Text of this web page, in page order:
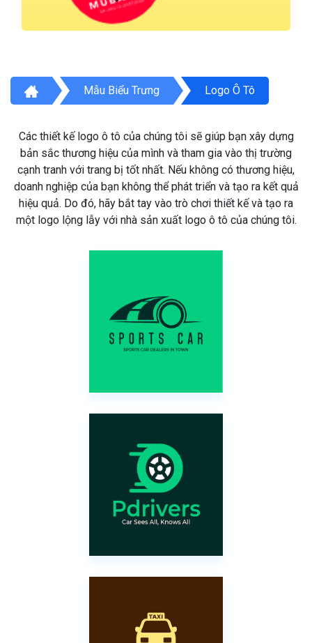
Mẫu Biểu Trưng Logo Ô Tô
Các thiết kế logo ô tô của chúng tôi sẽ giúp bạn xây dựng
bản sắc thương hiệu của mình và tham gia vào thị trường
cạnh tranh với trang bị tốt nhất. Nếu không có thương hiệu,
doanh nghiệp của bạn không thể phát triển và tạo ra kết quả
hiệu quả. Do đó, hãy bắt tay vào trò chơi thiết kế và tạo ra
một logo lộng lẫy với nhà sản xuất logo ô tô của chúng tôi.